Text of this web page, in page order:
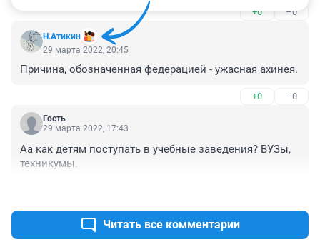
а ВПР проводят с учениками из одного класса.
+0 –0
Н.Атикин
29 марта 2022, 20:45
Причина, обозначенная федерацией - ужасная ахинея.
+0 –0
Гость
29 марта 2022, 17:43
Аа как детям поступать в учебные заведения? ВУЗы,
техникумы.
Читать все комментарии